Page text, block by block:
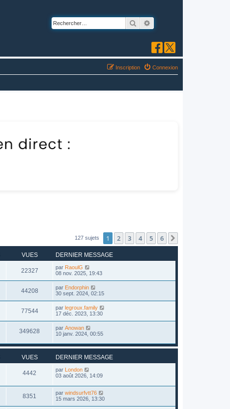
Rechercher
Connexion
Inscription
127 sujets 1 2 3 4 5 6
VUES DERNIER MESSAGE
22327 par RaoulG
08 nov. 2025, 19:43
44208 par Endorphin
30 sept. 2024, 02:15
77544 par legroux.family
17 déc. 2023, 13:30
349628 par Anowan
10 janv. 2024, 00:55
VUES DERNIER MESSAGE
4442 par
London
03 août 2026, 14:09
8351 par windsurfvtt76
15 mars 2026, 13:30